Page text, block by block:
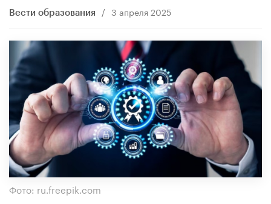
Вести образования / 3 апреля 2025
Фото: ru.freepik.com